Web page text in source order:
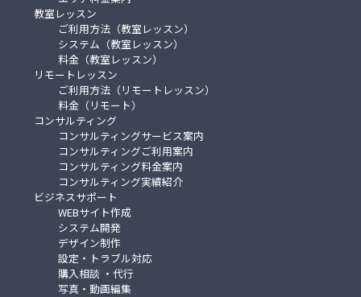
教室レッスン
ご利用方法（教室レッスン）
システム（教室レッスン）
料金（教室レッスン）
リモートレッスン
ご利用方法（リモートレッスン）
料金（リモート）
コンサルティング
コンサルティングサービス案内
コンサルティングご利用案内
コンサルティング料金案内
コンサルティング実績紹介
ビジネスサポート
WEBサイト作成
システム開発
デザイン制作
設定・トラブル対応
購入相談 ・代行
写真・動画編集